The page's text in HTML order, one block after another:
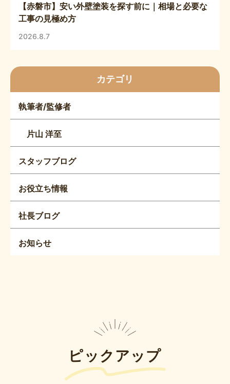
【赤磐市】安い外壁塗装を探す前に｜相場と必要な
工事の見極め方
2026.8.7
カテゴリ
執筆者/監修者
片山 洋至
スタッフブログ
お役立ち情報
社長ブログ
お知らせ
ピックアップ